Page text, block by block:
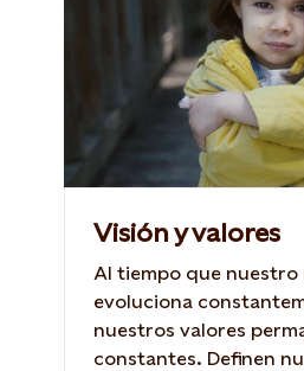
Visión y valores
Al tiempo que nuestro
evoluciona
nuestros valores
constantes. Definen